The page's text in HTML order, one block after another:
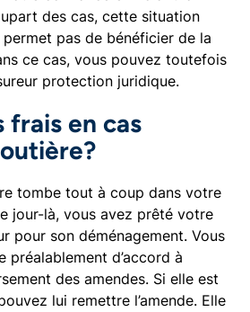
des cas, cette situation
permet pas de bénéficier de la
ce cas, vous pouvez toutefois
protection juridique.
frais en cas
tombe tout à coup dans votre
jour-là, vous avez prêté votre
pour son déménagement. Vous
préalablement d’accord à
des amendes. Si elle est
lui remettre l’amende. Elle